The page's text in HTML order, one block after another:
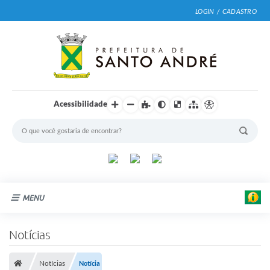
LOGIN / CADASTRO
Acessibilidade
MENU
Notícias
Notícias Notícia